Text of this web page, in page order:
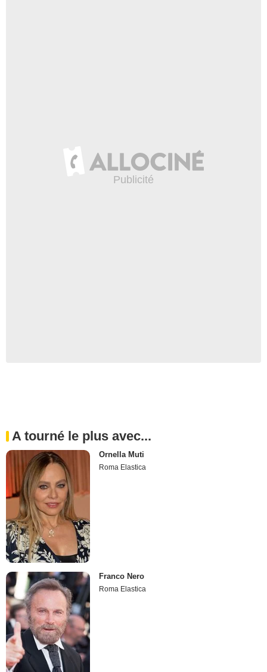
A tourné le plus avec...
Ornella Muti
Roma Elastica
Franco Nero
Roma Elastica